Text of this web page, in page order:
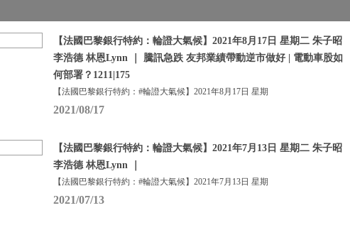
【法國巴黎銀行特約：輪證大氣候】2021年8月17日 星期二 朱子昭
李浩德 林恩Lynn ｜ 騰訊急跌 友邦業績帶動逆市做好 | 電動車股如
何部署？1211|175
【法國巴黎銀行特約：#輪證大氣候】2021年8月17日 星期
2021/08/17
【法國巴黎銀行特約：輪證大氣候】2021年7月13日 星期二 朱子昭
李浩德 林恩Lynn ｜
【法國巴黎銀行特約：#輪證大氣候】2021年7月13日 星期
2021/07/13